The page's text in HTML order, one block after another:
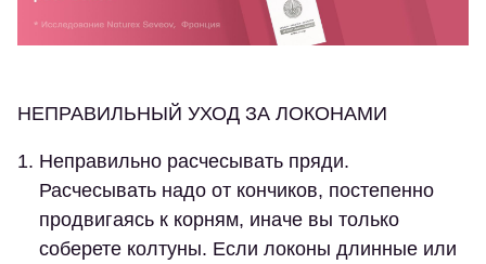
НЕПРАВИЛЬНЫЙ УХОД ЗА ЛОКОНАМИ
Неправильно расчесывать пряди.
Расчесывать надо от кончиков, постепенно
продвигаясь к корням, иначе вы только
соберете колтуны. Если локоны длинные или